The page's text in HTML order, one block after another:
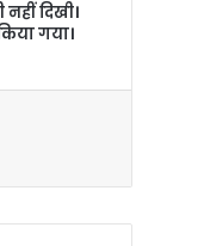
दिखी।
गया।